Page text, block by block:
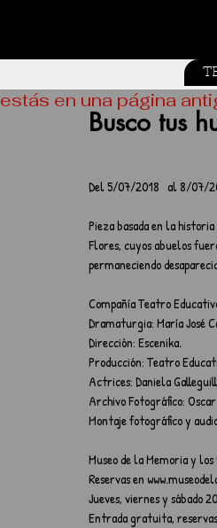
Busco tus
Del 5/07/2018   al 8/07/
Pieza basada en la
Flores, cuyos abuelos
permaneciendo
Compañía Teatro
Dramaturgia: María José
Dirección: Escenika.
Producción: Teatro
Actrices: Daniela
Archivo Fotográfico:
Montaje fotográfico y
Museo de la Memoria y
Reservas en
Jueves, viernes y sábado
Entrada gratuita,
estás en una página